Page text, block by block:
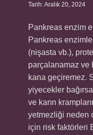
Tarih: Aralık 20, 2024
Pankreas enzim
Pankreas
(nişasta vb.),
parçalanamaz ve
kana geçiremez.
yiyecekler
ve karın
yetmezliği neden
için risk faktörleri